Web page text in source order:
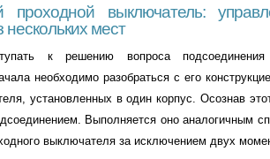
проходной выключатель:
нескольких мест
к решению вопроса подсоединения
необходимо разобраться с его
установленных в один корпус. Осознав
Выполняется оно аналогичным
выключателя за исключением двух